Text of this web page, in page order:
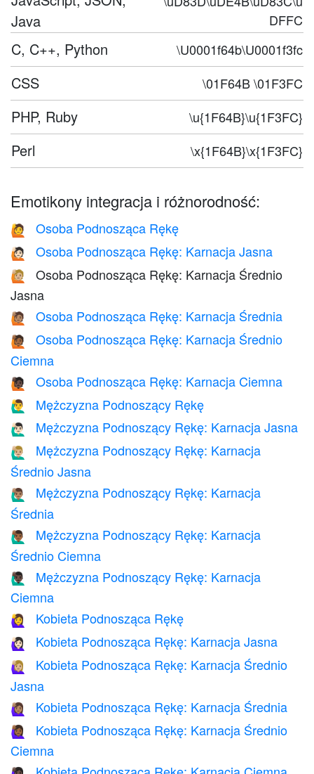
Java
DFFC
C, C++, Python \U0001f64b\U0001f3fc
CSS \01F64B \01F3FC
PHP, Ruby \u{1F64B}\u{1F3FC}
Perl \x{1F64B}\x{1F3FC}
Emotikony integracja i różnorodność:
🙋 Osoba Podnosząca Rękę
🙋🏻 Osoba Podnosząca Rękę: Karnacja Jasna
🙋🏼
Osoba Podnosząca Rękę: Karnacja Średnio
Jasna
🙋🏽 Osoba Podnosząca Rękę: Karnacja Średnia
🙋🏾
Osoba Podnosząca Rękę: Karnacja Średnio
Ciemna
🙋🏿 Osoba Podnosząca Rękę: Karnacja Ciemna
🙋‍♂️ Mężczyzna Podnoszący Rękę
🙋🏻‍♂️ Mężczyzna Podnoszący Rękę: Karnacja Jasna
🙋🏼‍♂️
Mężczyzna Podnoszący Rękę: Karnacja
Średnio Jasna
🙋🏽‍♂️
Mężczyzna Podnoszący Rękę: Karnacja
Średnia
🙋🏾‍♂️
Mężczyzna Podnoszący Rękę: Karnacja
Średnio Ciemna
🙋🏿‍♂️
Mężczyzna Podnoszący Rękę: Karnacja
Ciemna
🙋‍♀️ Kobieta Podnosząca Rękę
🙋🏻‍♀️ Kobieta Podnosząca Rękę: Karnacja Jasna
🙋🏼‍♀️
Kobieta Podnosząca Rękę: Karnacja Średnio
Jasna
🙋🏽‍♀️ Kobieta Podnosząca Rękę: Karnacja Średnia
🙋🏾‍♀️
Kobieta Podnosząca Rękę: Karnacja Średnio
Ciemna